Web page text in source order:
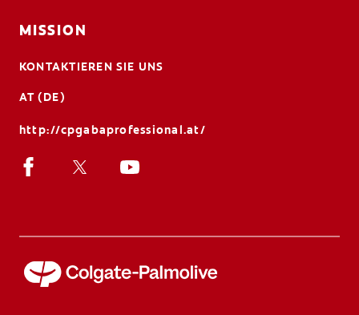
MISSION
KONTAKTIEREN SIE UNS
AT (DE)
http://cpgabaprofessional.at/